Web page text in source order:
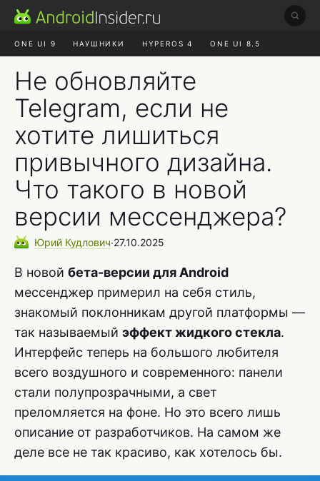
ONE UI 9 НАУШНИКИ HYPEROS 4 ONE UI 8.5
Не обновляйте
Telegram, если не
хотите лишиться
привычного дизайна.
Что такого в новой
версии мессенджера?
Юрий Кудлович∙27.10.2025
В новой бета-версии для Android
мессенджер примерил на себя стиль,
знакомый поклонникам другой платформы —
так называемый эффект жидкого стекла.
Интерфейс теперь на большого любителя
всего воздушного и современного: панели
стали полупрозрачными, а свет
преломляется на фоне. Но это всего лишь
описание от разработчиков. На самом же
деле все не так красиво, как хотелось бы.